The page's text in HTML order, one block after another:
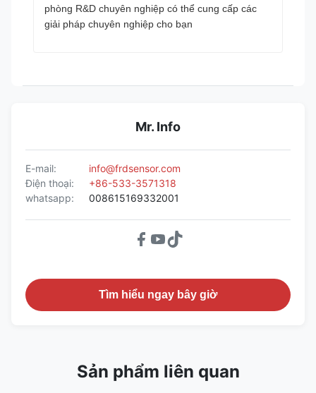
phòng R&D chuyên nghiệp có thể cung cấp các
giải pháp chuyên nghiệp cho bạn
Mr. Info
E-mail:
info@frdsensor.com
Điện thoại:
+86-533-3571318
whatsapp:
008615169332001
Tìm hiểu ngay bây giờ
Sản phẩm liên quan